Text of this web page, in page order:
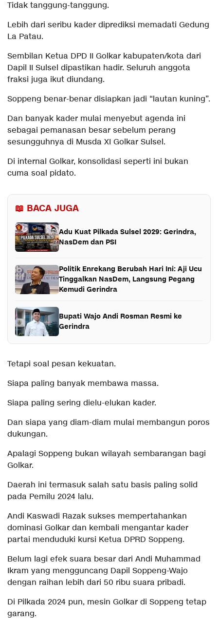
Tidak tanggung-tanggung.
Lebih dari seribu kader diprediksi memadati Gedung
La Patau.
Sembilan Ketua DPD II Golkar kabupaten/kota dari
Dapil II Sulsel dipastikan hadir. Seluruh anggota
fraksi juga ikut diundang.
Soppeng benar-benar disiapkan jadi “lautan kuning”.
Dan banyak kader mulai menyebut agenda ini
sebagai pemanasan besar sebelum perang
sesungguhnya di Musda XI Golkar Sulsel.
Di internal Golkar, konsolidasi seperti ini bukan
cuma soal pidato.
📖 BACA JUGA
Adu Kuat Pilkada Sulsel 2029: Gerindra,
NasDem dan PSI
Politik Enrekang Berubah Hari Ini: Aji Ucu
Tinggalkan NasDem, Langsung Pegang
Kemudi Gerindra
Bupati Wajo Andi Rosman Resmi ke
Gerindra
Tetapi soal pesan kekuatan.
Siapa paling banyak membawa massa.
Siapa paling sering dielu-elukan kader.
Dan siapa yang diam-diam mulai membangun poros
dukungan.
Apalagi Soppeng bukan wilayah sembarangan bagi
Golkar.
Daerah ini termasuk salah satu basis paling solid
pada Pemilu 2024 lalu.
Andi Kaswadi Razak sukses mempertahankan
dominasi Golkar dan kembali mengantar kader
partai menduduki kursi Ketua DPRD Soppeng.
Belum lagi efek suara besar dari Andi Muhammad
Ikram yang mengguncang Dapil Soppeng-Wajo
dengan raihan lebih dari 50 ribu suara pribadi.
Di Pilkada 2024 pun, mesin Golkar di Soppeng tetap
garang.